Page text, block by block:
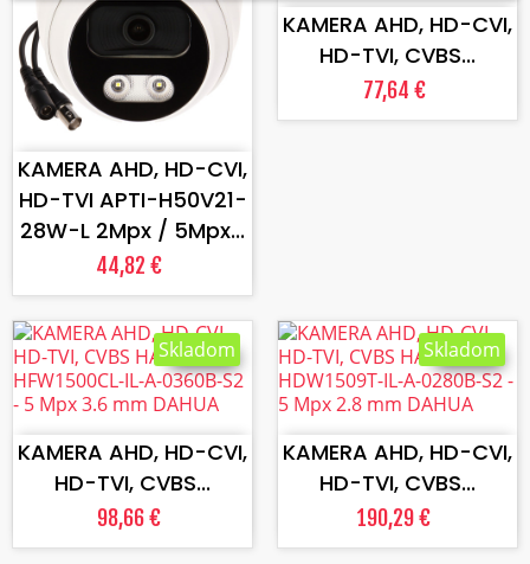
VLOŽIŤ DO KOŠÍKA
KAMERA AHD, HD-CVI,
HD-TVI APTI-H50V21-
28W-L 2Mpx / 5Mpx...
44,82 €
KAMERA AHD, HD-CVI,
HD-TVI, CVBS...
77,64 €
VLOŽIŤ DO KOŠÍKA
KAMERA AHD, HD-CVI,
HD-TVI, CVBS...
98,66 €
Skladom
VLOŽIŤ DO KOŠÍKA
KAMERA AHD, HD-CVI,
HD-TVI, CVBS...
190,29 €
Skladom